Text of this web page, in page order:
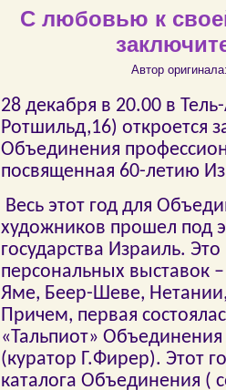
С любовью к
Автор
28 декабря в 20.00 в
Ротшильд,16) откроется
Объединения
посвященная 60-летию
Весь этот год для
художников прошел под
государства Израиль.
персональных выставок
Яме, Беер-Шеве,
Причем, первая
«Тальпиот»
(куратор Г.Фирер). Этот
каталога Объединения (